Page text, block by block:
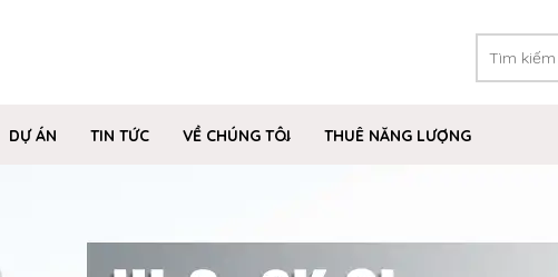
DỰ ÁN TIN TỨC VỀ CHÚNG TÔI THUÊ NĂNG LƯỢNG